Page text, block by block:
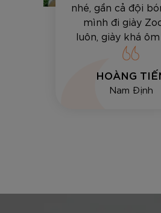
nhé, gần cả đội
mình đi giày
luôn, giày khá
và bền, vê bóng
HOÀNG
Nam Định